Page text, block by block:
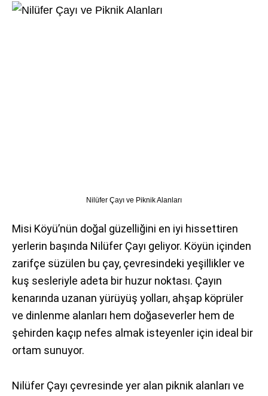
Nilüfer Çayı ve Piknik Alanları
Misi Köyü’nün doğal güzelliğini en iyi hissettiren
yerlerin başında Nilüfer Çayı geliyor. Köyün içinden
zarifçe süzülen bu çay, çevresindeki yeşillikler ve
kuş sesleriyle adeta bir huzur noktası. Çayın
kenarında uzanan yürüyüş yolları, ahşap köprüler
ve dinlenme alanları hem doğaseverler hem de
şehirden kaçıp nefes almak isteyenler için ideal bir
ortam sunuyor.
Nilüfer Çayı çevresinde yer alan piknik alanları ve